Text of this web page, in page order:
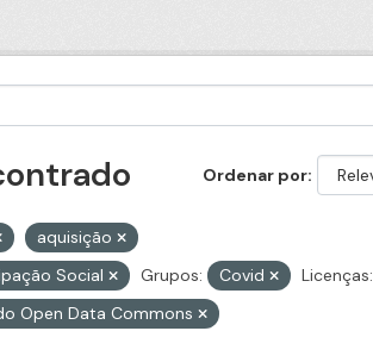
Ordenar por
aquisição
Social Grupos: Covid
Licenças:
Open Data Commons